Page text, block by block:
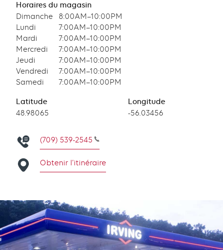
Horaires du magasin
Dimanche
8:00AM–10:00PM
Lundi
7:00AM–10:00PM
Mardi
7:00AM–10:00PM
Mercredi
7:00AM–10:00PM
Jeudi
7:00AM–10:00PM
Vendredi
7:00AM–10:00PM
Samedi
7:00AM–10:00PM
Latitude
Latitude
48.98065
Longitude
Longitude
-56.03456
(709) 539-2545
Obtenir l’itinéraire